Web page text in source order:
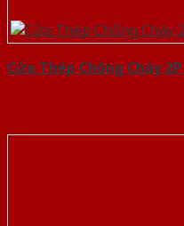
Cửa Thép Chống Cháy